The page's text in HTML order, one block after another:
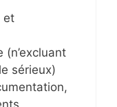
et
sérieux)